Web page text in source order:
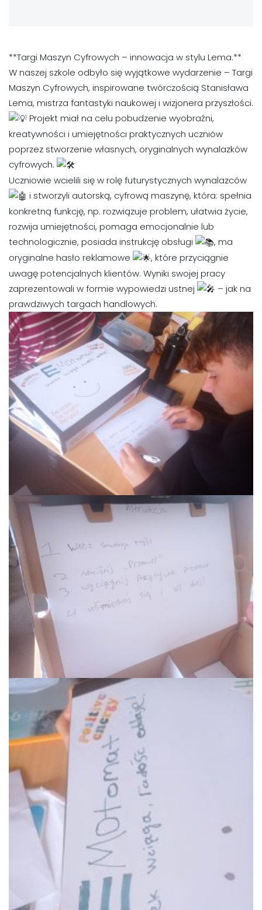
**Targi Maszyn Cyfrowych – innowacja w stylu Lema.**
W naszej szkole odbyło się wyjątkowe wydarzenie – Targi
Maszyn Cyfrowych, inspirowane twórczością Stanisława
Lema, mistrza fantastyki naukowej i wizjonera przyszłości.
Projekt miał na celu pobudzenie wyobraźni,
kreatywności i umiejętności praktycznych uczniów
poprzez stworzenie własnych, oryginalnych wynalazków
cyfrowych.
Uczniowie wcielili się w rolę futurystycznych wynalazców
i stworzyli autorską, cyfrową maszynę, która: spełnia
konkretną funkcję, np. rozwiązuje problem, ułatwia życie,
rozwija umiejętności, pomaga emocjonalnie lub
technologicznie, posiada instrukcję obsługi
, ma
oryginalne hasło reklamowe
, które przyciągnie
uwagę potencjalnych klientów. Wyniki swojej pracy
zaprezentowali w formie wypowiedzi ustnej
– jak na
prawdziwych targach handlowych.